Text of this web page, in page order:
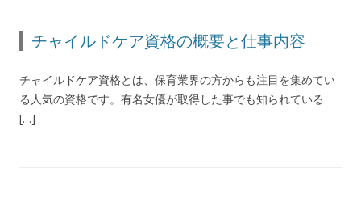
チャイルドケア資格の概要と仕事内容
チャイルドケア資格とは、保育業界の方からも注目を集めてい
る人気の資格です。有名女優が取得した事でも知られている
[…]